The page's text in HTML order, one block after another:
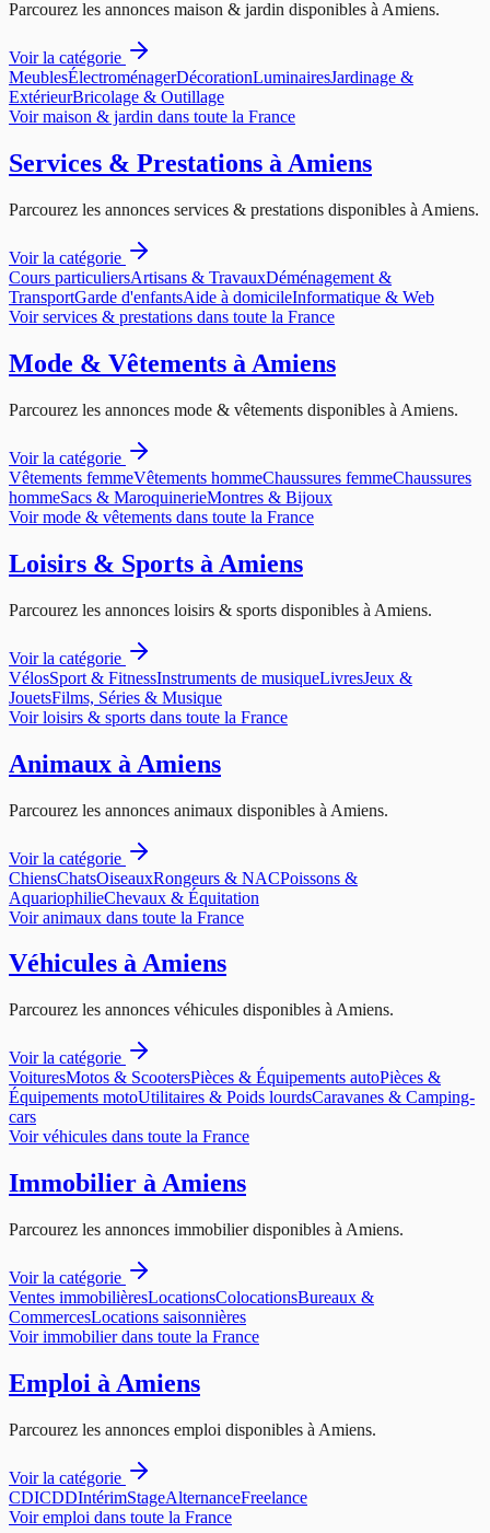
Parcourez les annonces maison & jardin disponibles à Amiens.
Voir la catégorie
MeublesÉlectroménagerDécorationLuminairesJardinage &
ExtérieurBricolage & Outillage
Voirmaison & jardin dans toute la France
Services & Prestations à Amiens
Parcourez les annonces services & prestations disponibles à Amiens.
Voir la catégorie
Cours particuliersArtisans & TravauxDéménagement &
TransportGarde d'enfantsAide à domicileInformatique & Web
Voirservices & prestations dans toute la France
Mode & Vêtements à Amiens
Parcourez les annonces mode & vêtements disponibles à Amiens.
Voir la catégorie
Vêtements femmeVêtements hommeChaussures femmeChaussures
hommeSacs & MaroquinerieMontres & Bijoux
Voirmode & vêtements dans toute la France
Loisirs & Sports à Amiens
Parcourez les annonces loisirs & sports disponibles à Amiens.
Voir la catégorie
VélosSport & FitnessInstruments de musiqueLivresJeux &
JouetsFilms, Séries & Musique
Voirloisirs & sports dans toute la France
Animaux à Amiens
Parcourez les annonces animaux disponibles à Amiens.
Voir la catégorie
ChiensChatsOiseauxRongeurs & NACPoissons &
AquariophilieChevaux & Équitation
Voiranimaux dans toute la France
Véhicules àAmiens
Parcourez les annonces véhicules disponibles à Amiens.
Voir la catégorie
VoituresMotos & ScootersPièces & Équipements autoPièces &
Équipements motoUtilitaires & Poids lourdsCaravanes & Camping-
cars
Voirvéhicules dans toute la France
Immobilier àAmiens
Parcourez les annonces immobilierdisponibles à Amiens.
Voir la catégorie
Ventes immobilièresLocationsColocationsBureaux &
CommercesLocations saisonnières
Voirimmobilierdans toute la France
Emploi à Amiens
Parcourez les annonces emploi disponibles à Amiens.
Voir la catégorie
CDICDDIntérimStageAlternanceFreelance
Voiremploi dans toute la France